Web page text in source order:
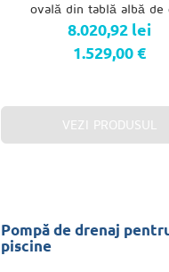
8.020,92 lei
1.529,00 €
VEZI PRODUSUL
Pompă de drenaj
piscine